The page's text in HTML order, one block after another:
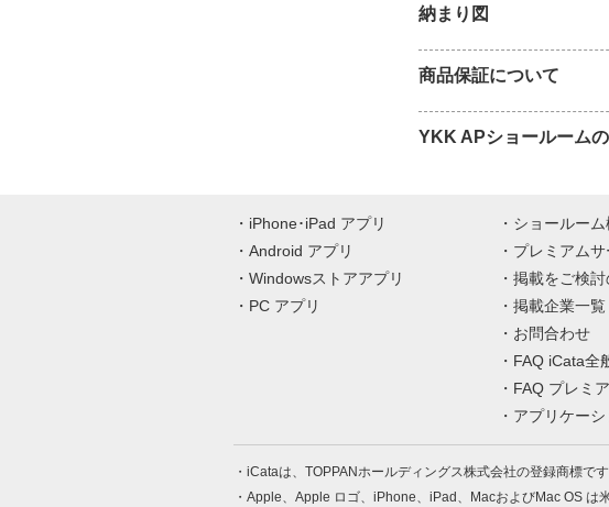
納まり図
商品保証について
YKK APショールーム
iPhone･iPad アプリ
Android アプリ
Windowsストアアプリ
PC アプリ
ショールー
プレミアムサ
掲載をご検
掲載企業一覧
お問合わせ
FAQ iCata全
FAQ プレミ
アプリケー
iCataは、TOPPANホールディングス株式会社の登録商標です
Apple、Apple ロゴ、iPhone、iPad、MacおよびMac OS は